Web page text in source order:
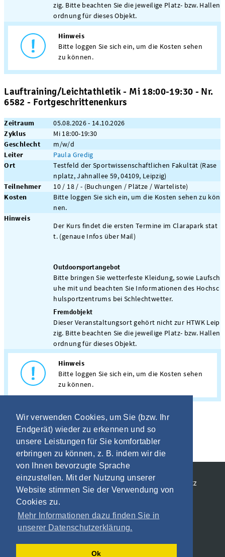
Wir verwenden Cookies, um Sie (bzw. Ihr
Endgerät) wieder zu erkennen und so
unsere Leistungen für Sie komfortabler
erbringen zu können, z. B. indem wir die
von Ihnen bevorzugte Sprache
einzustellen. Mit der Nutzung unserer
Website stimmen Sie der Verwendung von
Cookies zu.
Mehr Informationen dazu finden Sie in
unserer Datenschutzerklärung.
Ok
zig. Bitte beachten Sie die jeweilige Platz- bzw. Hallen
ordnung für dieses Objekt.
Hinweis
Bitte loggen Sie sich ein, um die Kosten sehen
zu können.
Lauftraining/Leichtathletik - Mi 18:00-19:30 - Nr.
6582 - Fortgeschrittenenkurs
Zeitraum
05.08.2026 - 14.10.2026
Zyklus
Mi 18:00-19:30
Geschlecht
m/w/d
Leiter
Paula Gredig
Ort
Testfeld der Sportwissenschaftlichen Fakultät (Rase
nplatz, Jahnallee 59, 04109, Leipzig)
Teilnehmer
10 / 18 / - (Buchungen / Plätze / Warteliste)
Kosten
Bitte loggen Sie sich ein, um die Kosten sehen zu kön
nen.
Hinweis
Der Kurs findet die ersten Termine im Clarapark stat
t. (genaue Infos über Mail)
Outdoorsportangebot
Bitte bringen Sie wetterfeste Kleidung, sowie Laufsch
uhe mit und beachten Sie Informationen des Hochsc
hulsportzentrums bei Schlechtwetter.
Fremdobjekt
Dieser Veranstaltungsort gehört nicht zur HTWK Leip
zig. Bitte beachten Sie die jeweilige Platz- bzw. Hallen
ordnung für dieses Objekt.
Hinweis
Bitte loggen Sie sich ein, um die Kosten sehen
zu können.
Allgemeine GeschäftsbedingungenDatenschutz
Impressum